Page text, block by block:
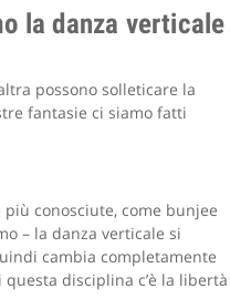
la danza verticale
possono solleticare la
fantasie ci siamo fatti
conosciute, come bunjee
– la danza verticale si
cambia completamente
disciplina c’è la libertà